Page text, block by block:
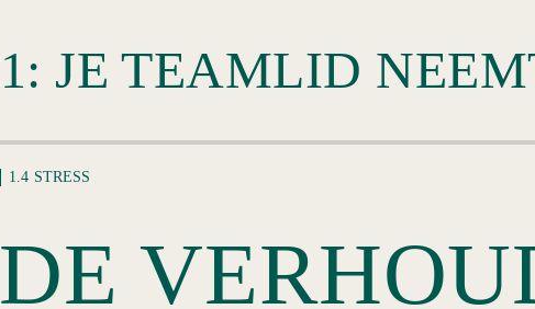
1.4 STRESS
DE